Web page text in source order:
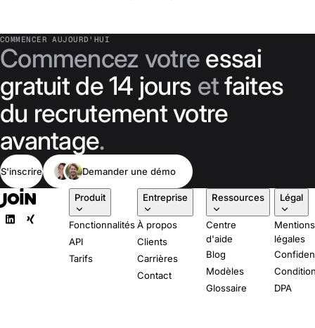
COMMENCER AUJOURD'HUI
Commencez votre essai
gratuit de 14 jours etfaites
du recrutement votre
avantage.
S'inscrire Demander une démo
Produit
Fonctionnalités
API
Tarifs
Entreprise
À propos
Clients
Carrières
Contact
Ressources
Centre
d'aide
Blog
Modèles
Glossaire
Légal
Mentions
légales
DPA